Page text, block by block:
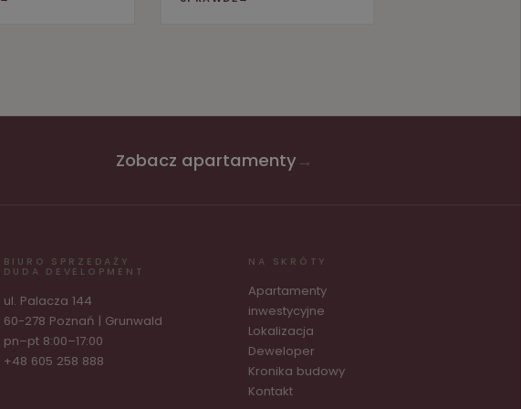
Zobacz apartamenty→
BIURO SPRZEDAŻY
DUDA DEVELOPMENT
ul. Palacza 144
60-278 Poznań | Grunwald
pn–pt 8:00–17:00
+48 605 258 888
NA SKRÓTY
Apartamenty
inwestycyjne
Lokalizacja
Deweloper
Kronika budowy
Kontakt